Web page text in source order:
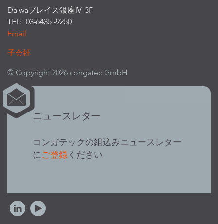
Daiwaプレイス銀座Ⅳ 3F
TEL: 03-6435 -9250
Email
子会社
© Copyright 2026 congatec GmbH
ニュースレター
コンガテックの組込みニュースレター
にご登録 ください